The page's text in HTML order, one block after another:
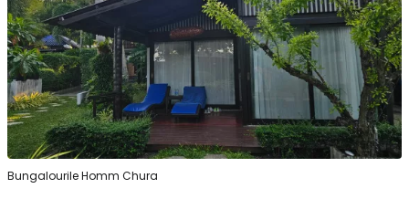
Bungalourile Homm Chura